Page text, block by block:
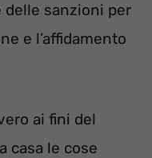
sanzioni per
e l’affidamento
ai fini del
casa le cose